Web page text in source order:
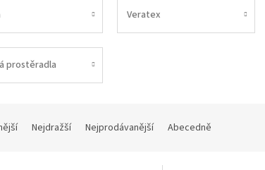
Veratex
prostěradla
Nejdražší Nejprodávanější Abecedně